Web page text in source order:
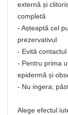
externă și
completă
- Așteaptă cel
prezervativul
- Evită
- Pentru prima
epidermă și
- Nu ingera;
Alege efectul